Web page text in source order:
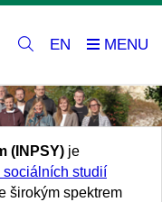
EN
(INPSY) je
sociálních studií
širokým spektrem